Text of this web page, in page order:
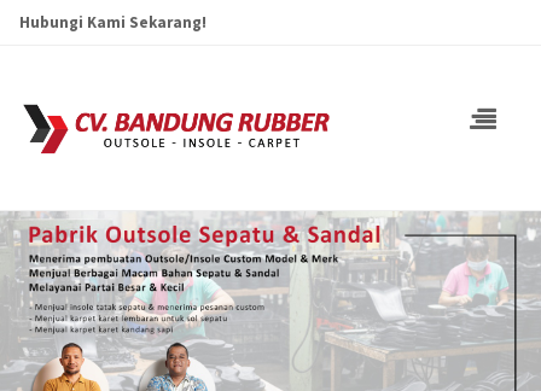
Hubungi Kami Sekarang!